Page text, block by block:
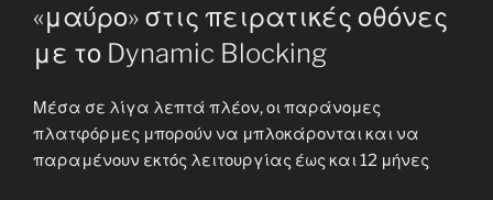
«μαύρο» στις πειρατικές οθόνες
με το Dynamic Blocking
Μέσα σε λίγα λεπτά πλέον, οι παράνομες
πλατφόρμες μπορούν να μπλοκάρονται και να
παραμένουν εκτός λειτουργίας έως και 12 μήνες